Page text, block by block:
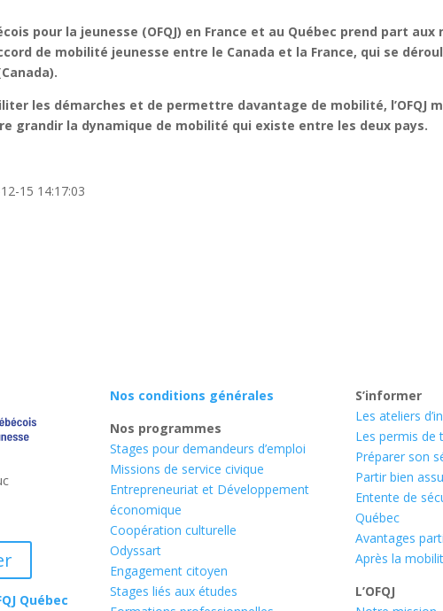
pour la jeunesse (OFQJ) en France et au Québec prend part
de mobilité jeunesse entre le Canada et la France, qui se
les démarches et de permettre davantage de mobilité, l’OFQJ
grandir la dynamique de mobilité qui existe entre les deux pays.
15 14:17:03
Québec
Nos conditions générales
Nos programmes
Stages pour demandeurs d’emploi
Missions de service civique
Entrepreneuriat et Développement
économique
Coopération culturelle
Odyssart
Engagement citoyen
Stages liés aux études
S’informer
Les ateliers
Les permis de
Préparer son
Partir bien
Entente de
Québec
Avantages
Après la
L’OFQJ